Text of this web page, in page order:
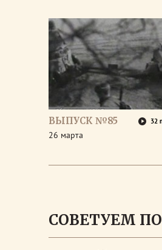
ВЫПУСК №85 32
26 марта
СОВЕТУЕМ